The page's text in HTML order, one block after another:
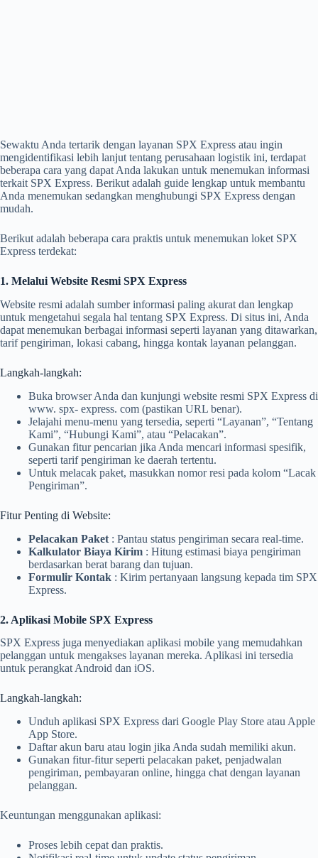
Sewaktu Anda tertarik dengan layanan SPX Express atau ingin
mengidentifikasi lebih lanjut tentang perusahaan logistik ini, terdapat
beberapa cara yang dapat Anda lakukan untuk menemukan informasi
terkait SPX Express. Berikut adalah guide lengkap untuk membantu
Anda menemukan sedangkan menghubungi SPX Express dengan
mudah.
Berikut adalah beberapa cara praktis untuk menemukan loket SPX
Express terdekat:
1. Melalui Website Resmi SPX Express
Website resmi adalah sumber informasi paling akurat dan lengkap
untuk mengetahui segala hal tentang SPX Express. Di situs ini, Anda
dapat menemukan berbagai informasi seperti layanan yang ditawarkan,
tarif pengiriman, lokasi cabang, hingga kontak layanan pelanggan.
Langkah-langkah:
Buka browser Anda dan kunjungi website resmi SPX Express di
www. spx- express. com (pastikan URL benar).
Jelajahi menu-menu yang tersedia, seperti “Layanan”, “Tentang
Kami”, “Hubungi Kami”, atau “Pelacakan”.
Gunakan fitur pencarian jika Anda mencari informasi spesifik,
seperti tarif pengiriman ke daerah tertentu.
Untuk melacak paket, masukkan nomor resi pada kolom “Lacak
Pengiriman”.
Fitur Penting di Website:
Pelacakan Paket : Pantau status pengiriman secara real-time.
Kalkulator Biaya Kirim : Hitung estimasi biaya pengiriman
berdasarkan berat barang dan tujuan.
Formulir Kontak : Kirim pertanyaan langsung kepada tim SPX
Express.
2. Aplikasi Mobile SPX Express
SPX Express juga menyediakan aplikasi mobile yang memudahkan
pelanggan untuk mengakses layanan mereka. Aplikasi ini tersedia
untuk perangkat Android dan iOS.
Langkah-langkah:
Unduh aplikasi SPX Express dari Google Play Store atau Apple
App Store.
Daftar akun baru atau login jika Anda sudah memiliki akun.
Gunakan fitur-fitur seperti pelacakan paket, penjadwalan
pengiriman, pembayaran online, hingga chat dengan layanan
pelanggan.
Keuntungan menggunakan aplikasi:
Proses lebih cepat dan praktis.